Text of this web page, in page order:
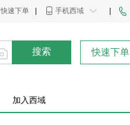
手机西域
快速下单
搜索 快速下单
加入西域